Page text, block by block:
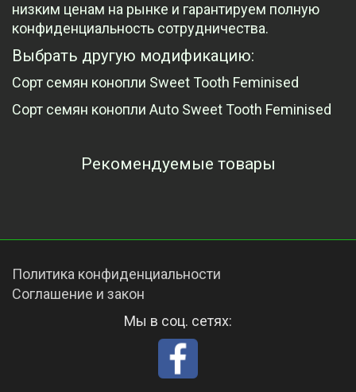
низким ценам на рынке и гарантируем полную
конфиденциальность сотрудничества.
Выбрать другую модификацию:
Сорт семян конопли Sweet Tooth Feminised
Сорт семян конопли Auto Sweet Tooth Feminised
Рекомендуемые товары
Политика конфиденциальности
Соглашение и закон
Мы в соц. сетях: